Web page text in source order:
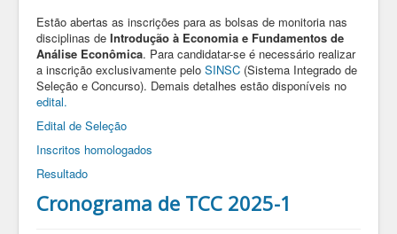
Estão abertas as inscrições para as bolsas de monitoria nas
disciplinas de Introdução à Economia e Fundamentos de
Análise Econômica. Para candidatar-se é necessário realizar
a inscrição exclusivamente pelo SINSC (Sistema Integrado de
Seleção e Concurso). Demais detalhes estão disponíveis no
edital.
Edital de Seleção
Inscritos homologados
Resultado
Cronograma de TCC 2025-1